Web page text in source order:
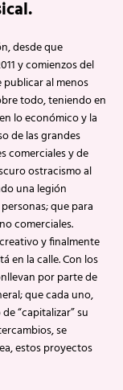
desde que
y comienzos del
publicar al menos
todo, teniendo en
lo económico y la
de las grandes
comerciales y de
ostracismo al
una legión
que para
comerciales.
y finalmente
en la calle. Con los
por parte de
que cada uno,
“capitalizar” su
se
estos proyectos